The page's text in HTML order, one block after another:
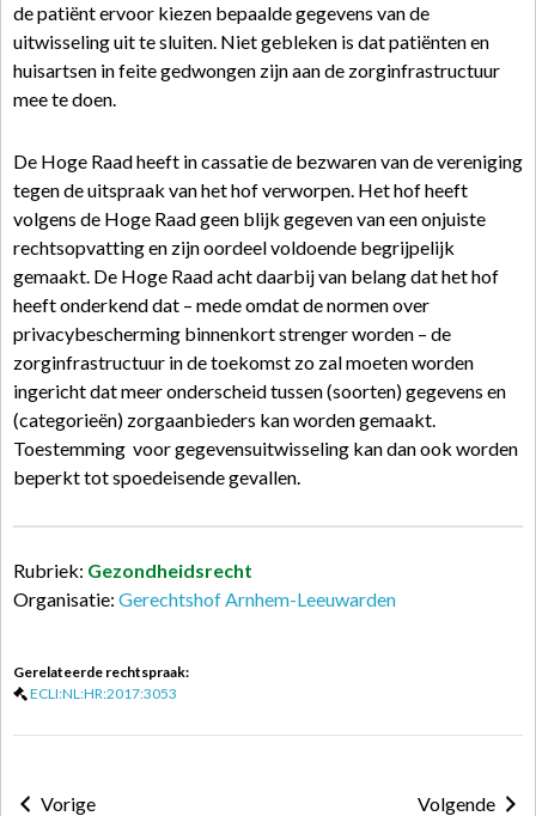
de patiënt ervoor kiezen bepaalde gegevens van de
uitwisseling uit te sluiten. Niet gebleken is dat patiënten en
huisartsen in feite gedwongen zijn aan de zorginfrastructuur
mee te doen.
De Hoge Raad heeft in cassatie de bezwaren van de vereniging
tegen de uitspraak van het hof verworpen. Het hof heeft
volgens de Hoge Raad geen blijk gegeven van een onjuiste
rechtsopvatting en zijn oordeel voldoende begrijpelijk
gemaakt. De Hoge Raad acht daarbij van belang dat het hof
heeft onderkend dat – mede omdat de normen over
privacybescherming binnenkort strenger worden – de
zorginfrastructuur in de toekomst zo zal moeten worden
ingericht dat meer onderscheid tussen (soorten) gegevens en
(categorieën) zorgaanbieders kan worden gemaakt.
Toestemming voor gegevensuitwisseling kan dan ook worden
beperkt tot spoedeisende gevallen.
Rubriek: Gezondheidsrecht
Organisatie: Gerechtshof Arnhem-Leeuwarden
Gerelateerde rechtspraak:
ECLI:NL:HR:2017:3053
Vorige
Volgende